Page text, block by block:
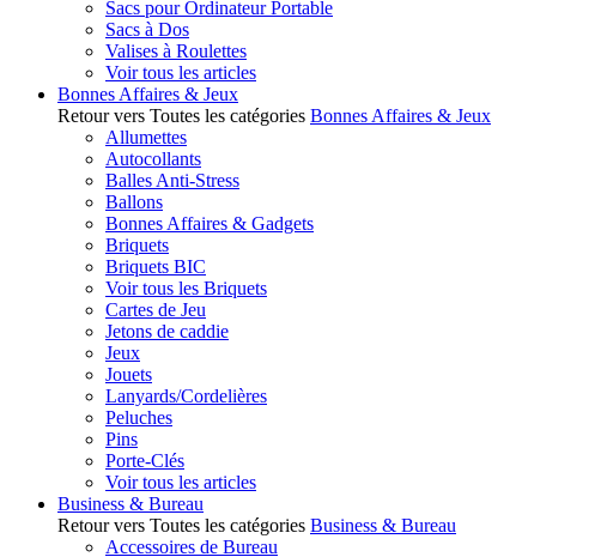
Sacs pour Ordinateur Portable
Sacs à Dos
Valises à Roulettes
Voir tous les articles
Bonnes Affaires & Jeux
Retour vers Toutes les catégories Bonnes Affaires & Jeux
Allumettes
Autocollants
Balles Anti-Stress
Ballons
Bonnes Affaires & Gadgets
Briquets
Briquets BIC
Voir tous les Briquets
Cartes de Jeu
Jetons de caddie
Jeux
Jouets
Lanyards/Cordelières
Peluches
Pins
Porte-Clés
Voir tous les articles
Business & Bureau
Retour vers Toutes les catégories Business & Bureau
Accessoires de Bureau